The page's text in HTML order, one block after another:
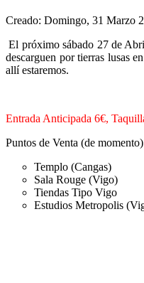
Creado: Domingo, 31 Marzo
El próximo sábado 27 de
descarguen por tierras lusas
allí estaremos.
Entrada Anticipada 6€,
Puntos de Venta (de
Templo (Cangas)
Sala Rouge (Vigo)
Tiendas Tipo Vigo
Estudios Metropolis